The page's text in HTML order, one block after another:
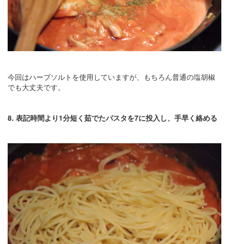
今回はハーブソルトを使用していますが、もちろん普通の塩胡椒
でも大丈夫です。
8. 表記時間より1分短く茹でたパスタを7に投入し、手早く絡める